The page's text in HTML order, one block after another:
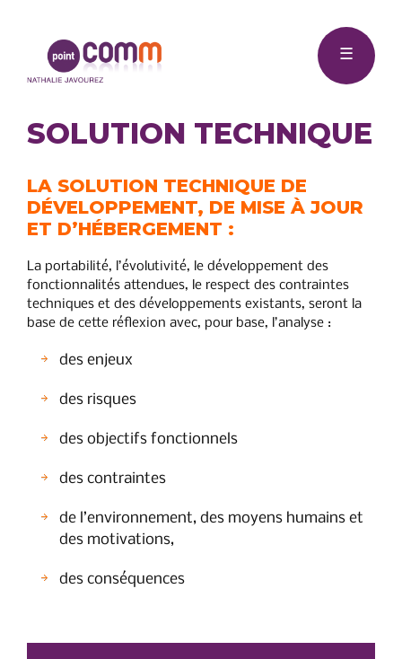
Point
☰
SOLUTION TECHNIQUE
LA SOLUTION TECHNIQUE DE
DÉVELOPPEMENT, DE MISE À JOUR
ET D’HÉBERGEMENT :
La portabilité, l’évolutivité, le développement des
fonctionnalités attendues, le respect des contraintes
techniques et des développements existants, seront la
base de cette réflexion avec, pour base, l’analyse :
des enjeux
des risques
des objectifs fonctionnels
des contraintes
de l’environnement, des moyens humains et
des motivations,
des conséquences